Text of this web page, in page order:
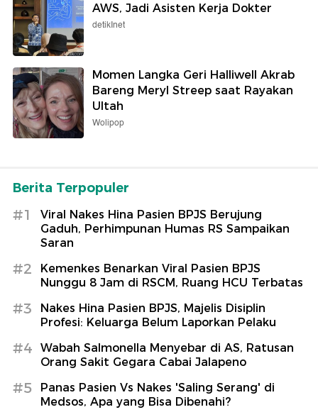
AWS, Jadi Asisten Kerja Dokter
detikInet
Momen Langka Geri Halliwell Akrab
Bareng Meryl Streep saat Rayakan
Ultah
Wolipop
Berita Terpopuler
#1
Viral Nakes Hina Pasien BPJS Berujung
Gaduh, Perhimpunan Humas RS Sampaikan
Saran
#2
Kemenkes Benarkan Viral Pasien BPJS
Nunggu 8 Jam di RSCM, Ruang HCU Terbatas
#3
Nakes Hina Pasien BPJS, Majelis Disiplin
Profesi: Keluarga Belum Laporkan Pelaku
#4
Wabah Salmonella Menyebar di AS, Ratusan
Orang Sakit Gegara Cabai Jalapeno
#5
Panas Pasien Vs Nakes 'Saling Serang' di
Medsos, Apa yang Bisa Dibenahi?